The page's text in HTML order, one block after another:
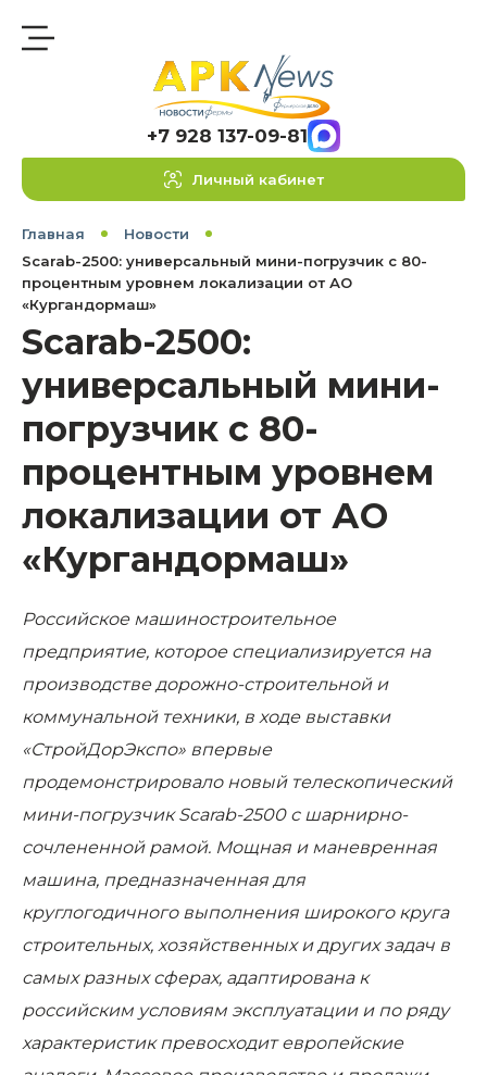
+7 928 137-09-81
Личный кабинет
Главная
Новости
Scarab-2500: универсальный мини-погрузчик с 80-
процентным уровнем локализации от АО
«Кургандормаш»
Scarab-2500:
универсальный мини-
погрузчик с 80-
процентным уровнем
локализации от АО
«Кургандормаш»
Российское машиностроительное
предприятие, которое специализируется на
производстве дорожно-строительной и
коммунальной техники, в ходе выставки
«СтройДорЭкспо» впервые
продемонстрировало новый телескопический
мини-погрузчик Scarab-2500 с шарнирно-
сочлененной рамой. Мощная и маневренная
машина, предназначенная для
круглогодичного выполнения широкого круга
строительных, хозяйственных и других задач в
самых разных сферах, адаптирована к
российским условиям эксплуатации и по ряду
характеристик превосходит европейские